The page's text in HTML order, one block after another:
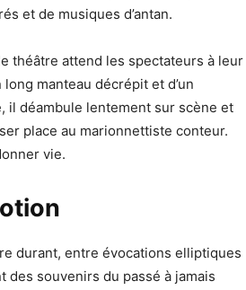
et de musiques d’antan.
théâtre attend les spectateurs à leur
long manteau décrépit et d’un
il déambule lentement sur scène et
place au marionnettiste conteur.
vie.
durant, entre évocations elliptiques
souvenirs du passé à jamais